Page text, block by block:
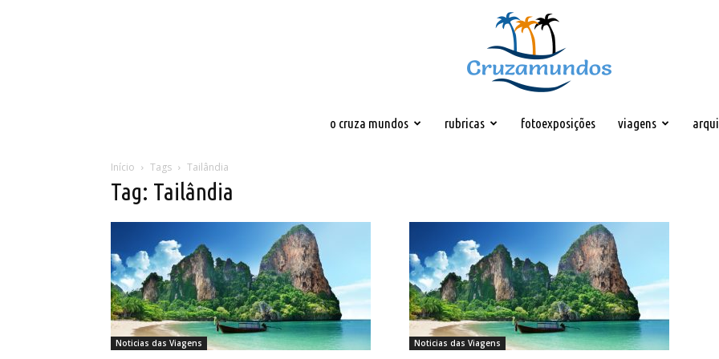
o cruza mundos rubricas fotoexposições viagens
Início Tags Tailândia
Tag: Tailândia
Noticias das Viagens Noticias das Viagens